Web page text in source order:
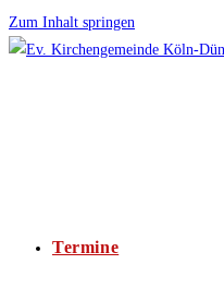
Zum Inhalt springen
Termine